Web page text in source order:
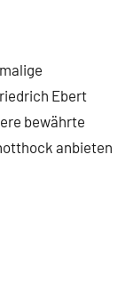
Ebert
bewährte
anbieten